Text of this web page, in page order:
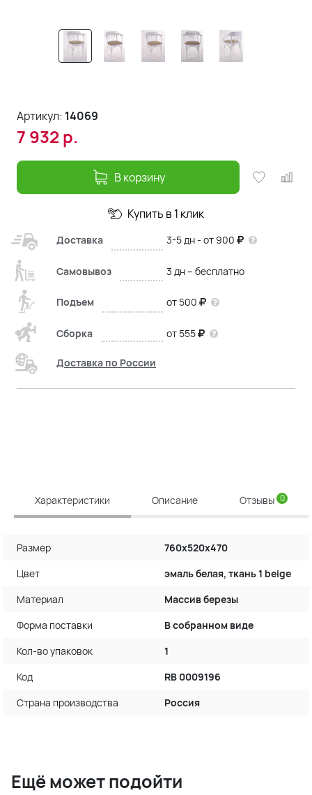
Артикул: 14069
7 932р.
В корзину
Купить в 1 клик
Доставка 3-5 дн - от 900
Самовывоз 3 дн – бесплатно
Подъем от 500
Сборка от 555
Доставка по России
Характеристики Описание Отзывы 0
Размер
760х520х470
Цвет
эмаль белая, ткань 1 beige
Материал
Массив березы
Форма поставки
В собранном виде
Кол-во упаковок
1
Код
RB 0009196
Страна производства
Россия
Ещё может подойти